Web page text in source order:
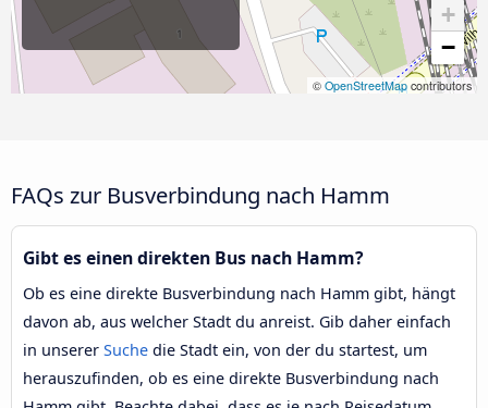
+
−
© OpenStreetMap contributors
FAQs zur Busverbindung nach Hamm
Gibt es einen direkten Bus nach Hamm?
Ob es eine direkte Busverbindung nach Hamm gibt, hängt
davon ab, aus welcher Stadt du anreist. Gib daher einfach
in unserer Suche die Stadt ein, von der du startest, um
herauszufinden, ob es eine direkte Busverbindung nach